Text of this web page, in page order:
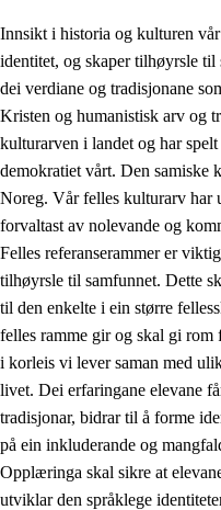
1. Verdigrunnlaget i
1.1 Menneskeverdet
1.2 Identitet og kulturelt
1.3 Kritisk tenking og
1.4 Skaparglede,
1.5 Respekt for
1.6 Demokrati og
Innsikt i historia og kulturen
identitet, og skaper tilhøyrsle
dei verdiane og tradisjonane
Kristen og humanistisk arv og
kulturarven i landet og har
demokratiet vårt. Den samiske
Noreg. Vår felles kulturarv har
forvaltast av nolevande og
Felles referanserammer er
tilhøyrsle til samfunnet. Dette
til den enkelte i ein større
felles ramme gir og skal gi
i korleis vi lever saman med
livet. Dei erfaringane elevane
tradisjonar, bidrar til å forme
på ein inkluderande og
Opplæringa skal sikre at
utviklar den språklege